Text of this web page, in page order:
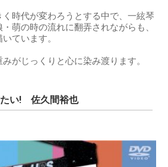
時代が変わろうとする中で、一絃琴
萌の時の流れに翻弄されながらも、
ています。
がじっくりと心に染み渡ります。
い! 佐久間裕也